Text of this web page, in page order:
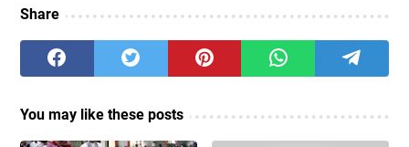
Share
You may like these posts